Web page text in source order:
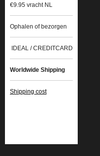
€9.95 vracht NL
Ophalen of bezorgen
IDEAL / CREDITCARD
Worldwide Shipping
Shipping cost